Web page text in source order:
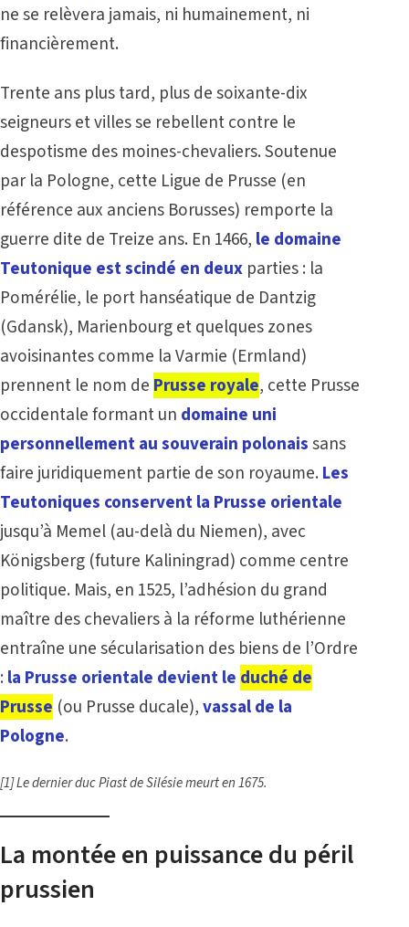
ne se relèvera jamais, ni humainement, ni
financièrement.
Trente ans plus tard, plus de soixante-dix
seigneurs et villes se rebellent contre le
despotisme des moines-chevaliers. Soutenue
par la Pologne, cette Ligue de Prusse (en
référence aux anciens Borusses) remporte la
guerre dite de Treize ans. En 1466, le domaine
Teutonique est scindé en deux parties : la
Pomérélie, le port hanséatique de Dantzig
(Gdansk), Marienbourg et quelques zones
avoisinantes comme la Varmie (Ermland)
prennent le nom de Prusse royale, cette Prusse
occidentale formant un domaine uni
personnellement au souverain polonaissans
faire juridiquement partie de son royaume. Les
Teutoniques conservent la Prusse orientale
jusqu’à Memel (au-delà du Niemen), avec
Königsberg (future Kaliningrad) comme centre
politique. Mais, en 1525, l’adhésion du grand
maître des chevaliers à la réforme luthérienne
entraîne une sécularisation des biens de l’Ordre
:la Prusse orientale devient le duché de
Prusse (ou Prusse ducale),vassal de la
Pologne.
[1]Le dernier duc Piast de Silésie meurt en 1675.
La montée en puissance du péril
prussien